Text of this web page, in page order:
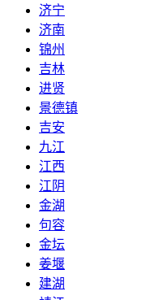
济宁
济南
锦州
吉林
进贤
景德镇
吉安
九江
江西
江阴
金湖
句容
金坛
姜堰
建湖